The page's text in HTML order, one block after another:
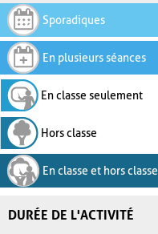
Sporadiques
En plusieurs séances
En classe seulement
Hors classe
En classe et hors classe
DURÉE DE L'ACTIVITÉ